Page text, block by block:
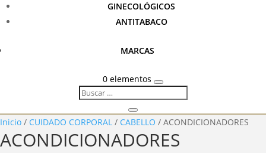
GINECOLÓGICOS
ANTITABACO
MARCAS
0 elementos
Inicio / CUIDADO CORPORAL / CABELLO / ACONDICIONADORES
ACONDICIONADORES